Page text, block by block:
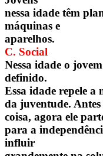
nessa idade têm
máquinas e
aparelhos.
C. Social
Nessa idade o
definido.
Essa idade repele
da juventude.
coisa, agora ele
para a
influir